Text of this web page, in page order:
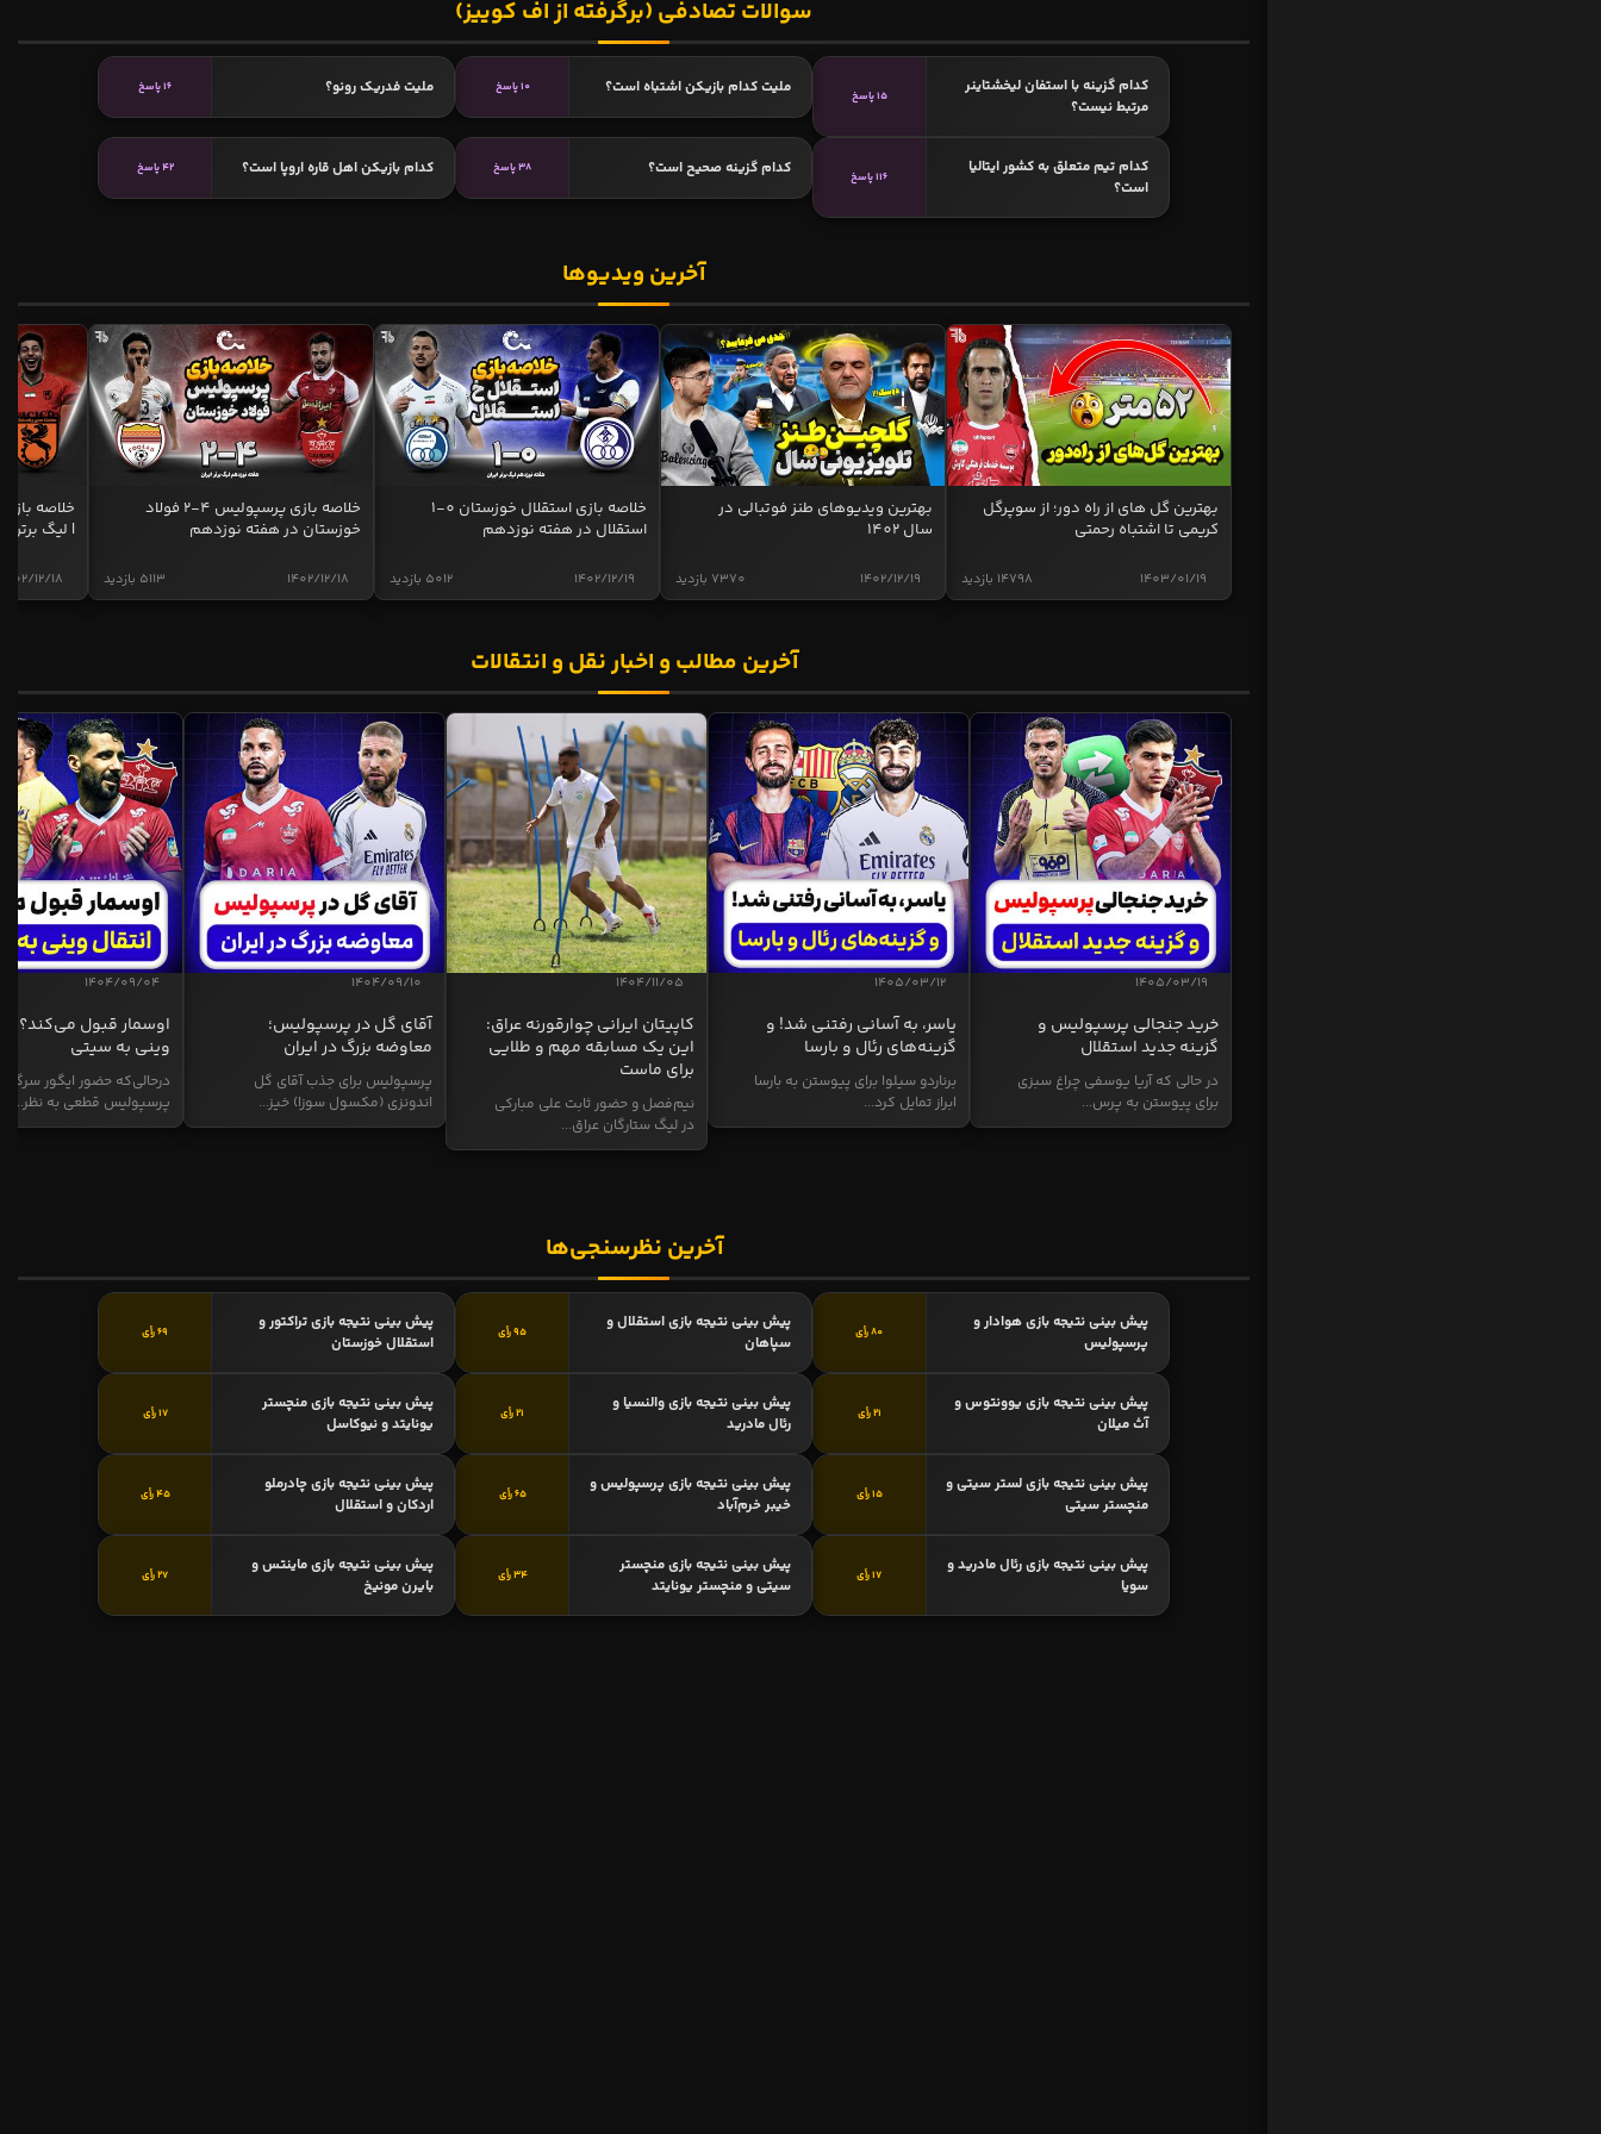
سوالات تصادفی (برگرفته از اف کوییز)
کدام گزینه با استفان لیخشتاینر
مرتبط نیست؟
15 پاسخ ملیت کدام بازیکن اشتباه است؟ 10 پاسخ ملیت فدریک رونو؟ 16 پاسخ
کدام تیم متعلق به کشور ایتالیا
است؟
116 پاسخ کدام گزینه صحیح است؟ 38 پاسخ کدام بازیکن اهل قاره اروپا است؟ 42 پاسخ
آخرین ویدیوها
بهترین گل های از راه دور؛ از سوپرگل
کریمی تا اشتباه رحمتی
14798 بازدید 1403/01/19
بهترین ویدیوهای طنز فوتبالی در
سال 1402
7370 بازدید 1402/12/19
خلاصه بازی استقلال خوزستان 0-1
استقلال در هفته نوزدهم
5012 بازدید 1402/12/19
خلاصه بازی پرسپولیس 4-2 فولاد
خوزستان در هفته نوزدهم
5113 بازدید 1402/12/18
| لیگ برتر
1402/12/18
آخرین مطالب و اخبار نقل و انتقالات
1405/03/19
خرید جنجالی پرسپولیس و
گزینه جدید استقلال
در حالی که آریا یوسفی چراغ سبزی
برای پیوستن به پرس...
1405/03/12
یاسر، به آسانی رفتنی شد! و
گزینه‌های رئال و بارسا
برناردو سیلوا برای پیوستن به بارسا
ابراز تمایل کرد...
1404/11/05
کاپیتان ایرانی چوارقورنه عراق:
این یک مسابقه مهم و طلایی
برای ماست
نیم‌فصل و حضور ثابت علی مبارکی
در لیگ ستارگان عراق...
1404/09/10
آقای گل در پرسپولیس؛
معاوضه بزرگ در ایران
پرسپولیس برای جذب آقای گل
اندونزی (مکسول سوزا) خیز...
1404/09/04
اوسمار قبول می‌کند؟
وینی به سیتی
درحالی‌که حضور ایگور
پرسپولیس قطعی به نظر...
آخرین نظرسنجی‌ها
پیش بینی نتیجه بازی هوادار و
پرسپولیس
80 رأی
پیش بینی نتیجه بازی استقلال و
سپاهان
95 رأی
پیش بینی نتیجه بازی تراکتور و
استقلال خوزستان
69 رأی
پیش بینی نتیجه بازی یوونتوس و
آث میلان
21 رأی
پیش بینی نتیجه بازی والنسیا و
رئال مادرید
21 رأی
پیش بینی نتیجه بازی منچستر
یونایتد و نیوکاسل
17 رأی
پیش بینی نتیجه بازی لستر سیتی و
منچستر سیتی
15 رأی
پیش بینی نتیجه بازی پرسپولیس و
خیبر خرم‌آباد
65 رأی
پیش بینی نتیجه بازی چادرملو
اردکان و استقلال
45 رأی
پیش بینی نتیجه بازی رئال مادرید و
سویا
17 رأی
پیش بینی نتیجه بازی منچستر
سیتی و منچستر یونایتد
34 رأی
پیش بینی نتیجه بازی ماینتس و
بایرن مونیخ
27 رأی